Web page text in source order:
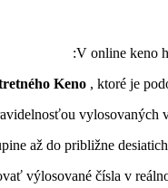
V online keno
Keno , ktoré je
vylosovaných
až do približne
výlosované čísla v